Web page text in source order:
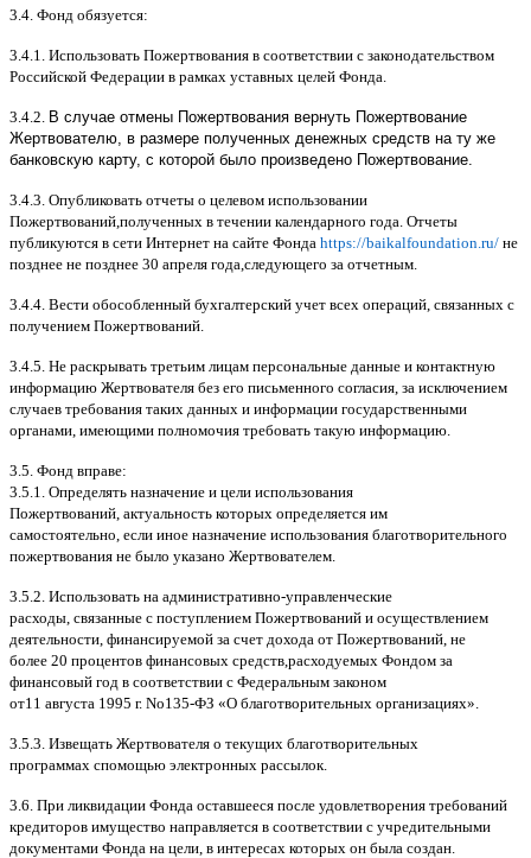
3.4. Фонд обязуется:
3.4.1. Использовать Пожертвования в соответствии с законодательством
Российской Федерации в рамках уставных целей Фонда
3.4.2. В случае отмены Пожертвования вернуть Пожертвование
Жертвователю, в размере полученных денежных средств на ту же
банковскую карту, с которой было произведено Пожертвование.
3.4.3. Опубликовать отчеты о целевом использовании
Пожертвований полученных в течении календарного года Отчеты
публикуются в сети Интернет на сайте Фонда https://baikalfoundation.ru/ не
позднее не позднее 30 апреля года следующего за отчетным
3.4.4. Вести обособленный бухгалтерский учет всех операций связанных с
получением Пожертвований
3.4.5. Не раскрывать третьим лицам персональные данные и контактную
информацию Жертвователя без его письменного согласия за исключением
случаев требования таких данных и информации государственными
органами имеющими полномочия требовать такую информацию
3.5. Фонд вправе:
3.5.1. Определять назначение и цели использования
Пожертвований актуальность которых определяется им
самостоятельно если иное назначение использования благотворительного
пожертвования не было указано Жертвователем
3.5.2. Использовать на административно-управленческие
расходы связанные с поступлением Пожертвований и осуществлением
деятельности финансируемой за счет дохода от Пожертвований не
более 20 процентов финансовых средств расходуемых Фондом за
финансовый год в соответствии с Федеральным законом
от11 августа 1995 г. No135-ФЗ «О благотворительных организациях».
3.5.3. Извещать Жертвователя o текущих благотворительных
программах cпомощью электронных рассылок
3.6. При ликвидации Фонда оставшееся после удовлетворения требований
кредиторов имущество направляется в соответствии с учредительными
документами Фонда на цели в интересах которых он была создан